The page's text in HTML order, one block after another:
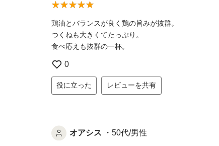
鶏油とバランスが良く鶏の旨みが抜群。
つくねも大きくてたっぷり。
食べ応えも抜群の一杯。
0
役に立った レビューを共有
オアシス ・50代/男性